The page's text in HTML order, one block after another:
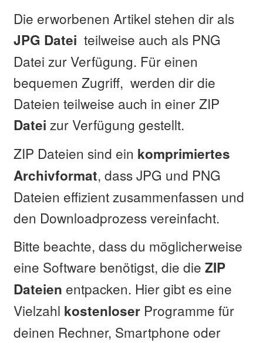
Die erworbenen Artikel stehen dir als
JPG Datei teilweise auch als PNG
Datei zur Verfügung. Für einen
bequemen Zugriff, werden dir die
Dateien teilweise auch in einer ZIP
Datei zur Verfügung gestellt.
ZIP Dateien sind ein komprimiertes
Archivformat, dass JPG und PNG
Dateien effizient zusammenfassen und
den Downloadprozess vereinfacht.
Bitte beachte, dass du möglicherweise
eine Software benötigst, die die ZIP
Dateien entpacken. Hier gibt es eine
Vielzahl kostenloserProgramme für
deinen Rechner, Smartphone oder